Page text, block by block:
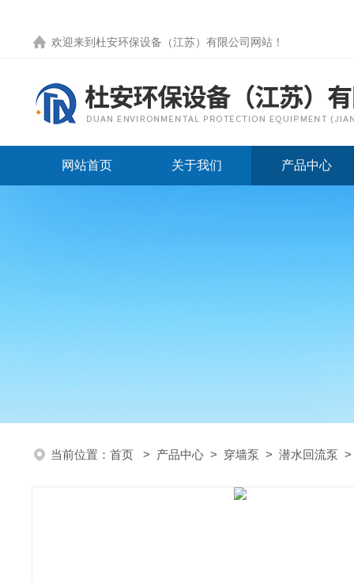
欢迎来到 杜安环保设备（江苏）有限公司网站 ！
网站首页 关于我们 产品中心
当前位置： 首页 > 产品中心 > 穿墙泵 > 潜水回流泵 >